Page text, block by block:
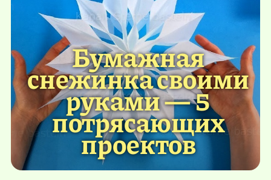
Бумажная
снежинка своими
руками — 5
потрясающих
проектов